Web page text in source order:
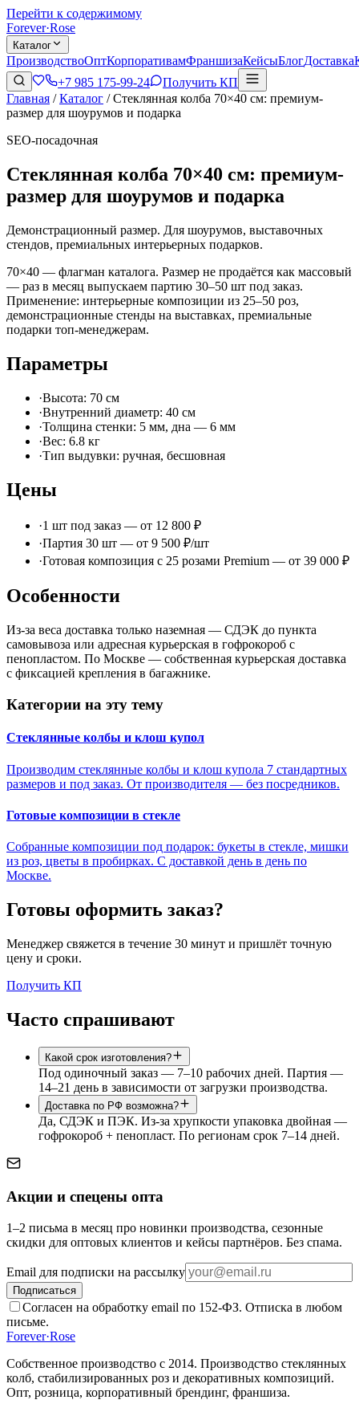
Перейти к содержимому
Forever·Rose
Каталог
ПроизводствоОптКорпоративамФраншизаКейсыБлогДоставка
+7 985 175-99-24
Получить КП
Главная / Каталог /Стеклянная колба 70×40 см: премиум-
размер для шоурумов и подарка
SEO-посадочная
Стеклянная колба 70×40 см: премиум-
размер для шоурумов и подарка
Демонстрационный размер. Для шоурумов, выставочных
стендов, премиальных интерьерных подарков.
70×40 — флагман каталога. Размер не продаётся как массовый
— раз в месяц выпускаем партию 30–50 шт под заказ.
Применение: интерьерные композиции из 25–50 роз,
демонстрационные стенды на выставках, премиальные
подарки топ-менеджерам.
Параметры
·Высота: 70 см
·Внутренний диаметр: 40 см
·Толщина стенки: 5 мм, дна — 6 мм
·Вес: 6.8 кг
·Тип выдувки: ручная, бесшовная
Цены
·1 шт под заказ — от 12 800 ₽
·Партия 30 шт — от 9 500 ₽/шт
·Готовая композиция с 25 розами Premium — от 39 000 ₽
Особенности
Из-за веса доставка только наземная — СДЭК до пункта
самовывоза или адресная курьерская в гофрокороб с
пенопластом. По Москве — собственная курьерская доставка
с фиксацией крепления в багажнике.
Категории на эту тему
Стеклянные колбы и клош купол
Производим стеклянные колбы и клош купола 7 стандартных
размеров и под заказ. От производителя — без посредников.
Готовые композиции в стекле
Собранные композиции под подарок: букеты в стекле, мишки
из роз, цветы в пробирках. С доставкой день в день по
Москве.
Готовы оформить заказ?
Менеджер свяжется в течение 30 минут и пришлёт точную
цену и сроки.
Получить КП
Часто спрашивают
Какой срок изготовления?
Под одиночный заказ — 7–10 рабочих дней. Партия —
14–21 день в зависимости от загрузки производства.
Доставка по РФ возможна?
Да, СДЭК и ПЭК. Из-за хрупкости упаковка двойная —
гофрокороб + пенопласт. По регионам срок 7–14 дней.
Акции и спецены опта
1–2 письма в месяц про новинки производства, сезонные
скидки для оптовых клиентов и кейсы партнёров. Без спама.
Email для подписки на рассылку
Подписаться
Согласен на обработку email по 152-ФЗ. Отписка в любом
письме.
Forever·Rose
Собственное производство с 2014. Производство стеклянных
колб, стабилизированных роз и декоративных композиций.
Опт, розница, корпоративный брендинг, франшиза.